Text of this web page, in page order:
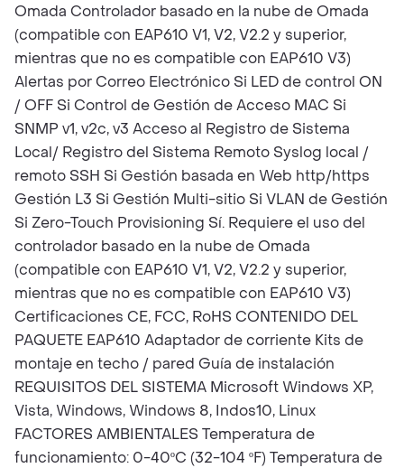
Omada Controlador basado en la nube de Omada
(compatible con EAP610 V1, V2, V2.2 y superior,
mientras que no es compatible con EAP610 V3)
Alertas por Correo Electrónico Si LED de control ON
/ OFF Si Control de Gestión de Acceso MAC Si
SNMP v1, v2c, v3 Acceso al Registro de Sistema
Local/ Registro del Sistema Remoto Syslog local /
remoto SSH Si Gestión basada en Web http/https
Gestión L3 Si Gestión Multi-sitio Si VLAN de Gestión
Si Zero-Touch Provisioning Sí. Requiere el uso del
controlador basado en la nube de Omada
(compatible con EAP610 V1, V2, V2.2 y superior,
mientras que no es compatible con EAP610 V3)
Certificaciones CE, FCC, RoHS CONTENIDO DEL
PAQUETE EAP610 Adaptador de corriente Kits de
montaje en techo / pared Guía de instalación
REQUISITOS DEL SISTEMA Microsoft Windows XP,
Vista, Windows, Windows 8, Indos10, Linux
FACTORES AMBIENTALES Temperatura de
funcionamiento: 0-40ºC (32-104 ºF) Temperatura de